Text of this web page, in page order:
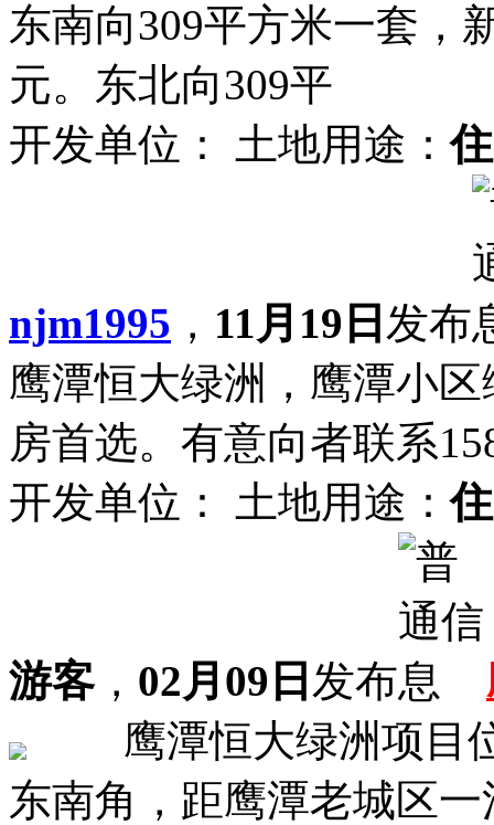
东南向309平方米一套，
元。东北向309平
开发单位：
土地用途：
njm1995 ， 11月19日 发布
鹰潭恒大绿洲，鹰潭小
房首选。有意向者联系
开发单位：
土地用途：
游客， 02月09日 发布
鹰潭恒大绿洲项目位
东南角，距鹰潭老城区